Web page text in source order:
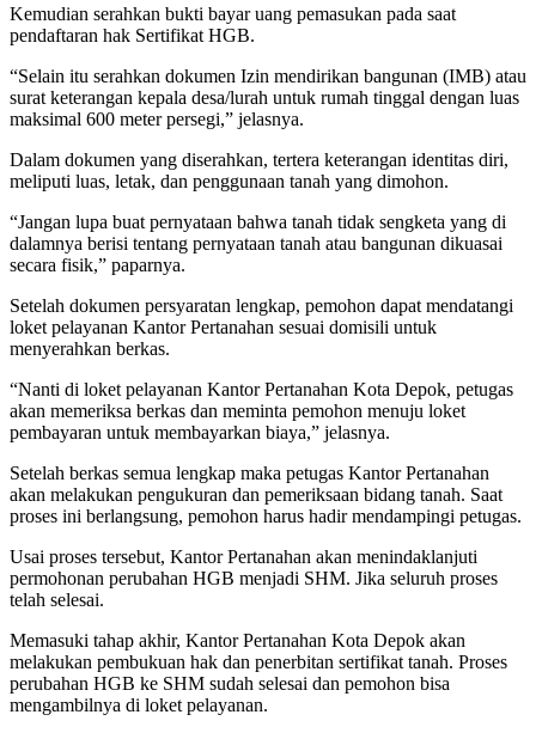
Kemudian serahkan bukti bayar uang pemasukan pada saat
pendaftaran hak Sertifikat HGB.
“Selain itu serahkan dokumen Izin mendirikan bangunan (IMB) atau
surat keterangan kepala desa/lurah untuk rumah tinggal dengan luas
maksimal 600 meter persegi,” jelasnya.
Dalam dokumen yang diserahkan, tertera keterangan identitas diri,
meliputi luas, letak, dan penggunaan tanah yang dimohon.
“Jangan lupa buat pernyataan bahwa tanah tidak sengketa yang di
dalamnya berisi tentang pernyataan tanah atau bangunan dikuasai
secara fisik,” paparnya.
Setelah dokumen persyaratan lengkap, pemohon dapat mendatangi
loket pelayanan Kantor Pertanahan sesuai domisili untuk
menyerahkan berkas.
“Nanti di loket pelayanan Kantor Pertanahan Kota Depok, petugas
akan memeriksa berkas dan meminta pemohon menuju loket
pembayaran untuk membayarkan biaya,” jelasnya.
Setelah berkas semua lengkap maka petugas Kantor Pertanahan
akan melakukan pengukuran dan pemeriksaan bidang tanah. Saat
proses ini berlangsung, pemohon harus hadir mendampingi petugas.
Usai proses tersebut, Kantor Pertanahan akan menindaklanjuti
permohonan perubahan HGB menjadi SHM. Jika seluruh proses
telah selesai.
Memasuki tahap akhir, Kantor Pertanahan Kota Depok akan
melakukan pembukuan hak dan penerbitan sertifikat tanah. Proses
perubahan HGB ke SHM sudah selesai dan pemohon bisa
mengambilnya di loket pelayanan.